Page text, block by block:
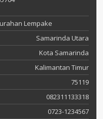
Lempake
Samarinda Utara
Kota Samarinda
Kalimantan Timur
75119
082311133318
0723-1234567